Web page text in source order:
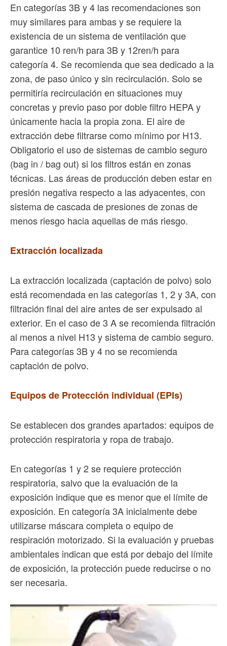
En categorías 3B y 4 las recomendaciones son
muy similares para ambas y se requiere la
existencia de un sistema de ventilación que
garantice 10 ren/h para 3B y 12ren/h para
categoría 4. Se recomienda que sea dedicado a la
zona, de paso único y sin recirculación. Solo se
permitiría recirculación en situaciones muy
concretas y previo paso por doble filtro HEPA y
únicamente hacia la propia zona. El aire de
extracción debe filtrarse como mínimo por H13.
Obligatorio el uso de sistemas de cambio seguro
(bag in / bag out) si los filtros están en zonas
técnicas. Las áreas de producción deben estar en
presión negativa respecto a las adyacentes, con
sistema de cascada de presiones de zonas de
menos riesgo hacia aquellas de más riesgo.
Extracción localizada
La extracción localizada (captación de polvo) solo
está recomendada en las categorías 1, 2 y 3A, con
filtración final del aire antes de ser expulsado al
exterior. En el caso de 3 A se recomienda filtración
al menos a nivel H13 y sistema de cambio seguro.
Para categorías 3B y 4 no se recomienda
captación de polvo.
Equipos de Protección individual (EPIs)
Se establecen dos grandes apartados: equipos de
protección respiratoria y ropa de trabajo.
En categorías 1 y 2 se requiere protección
respiratoria, salvo que la evaluación de la
exposición indique que es menor que el límite de
exposición. En categoría 3A inicialmente debe
utilizarse máscara completa o equipo de
respiración motorizado. Si la evaluación y pruebas
ambientales indican que está por debajo del límite
de exposición, la protección puede reducirse o no
ser necesaria.